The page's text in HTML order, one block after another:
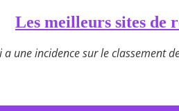
Les meilleurs sites de
une incidence sur le classement